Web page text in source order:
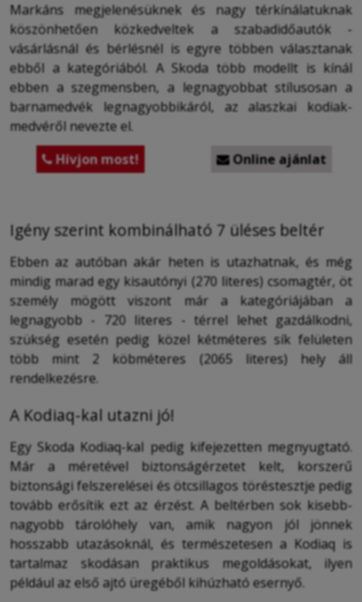
Markáns megjelenésüknek és nagy térkínálatuknak
köszönhetően közkedveltek a szabadidőautók -
vásárlásnál és bérlésnél is egyre többen választanak
ebből a kategóriából. A Skoda több modellt is kínál
ebben a szegmensben, a legnagyobbat stílusosan a
barnamedvék legnagyobbikáról, az alaszkai kodiak-
medvéről nevezte el.
 Hívjon most! Online ajánlat
Igény szerint kombinálható 7 üléses beltér
Ebben az autóban akár heten is utazhatnak, és még
mindig marad egy kisautónyi (270 literes) csomagtér, öt
személy mögött viszont már a kategóriájában a
legnagyobb - 720 literes - térrel lehet gazdálkodni,
szükség esetén pedig közel kétméteres sík felületen
több mint 2 köbméteres (2065 literes) hely áll
rendelkezésre.
A Kodiaq-kal utazni jó!
Egy Skoda Kodiaq-kal pedig kifejezetten megnyugtató.
Már a méretével biztonságérzetet kelt, korszerű
biztonsági felszerelései és ötcsillagos töréstesztje pedig
tovább erősítik ezt az érzést. A beltérben sok kisebb-
nagyobb tárolóhely van, amik nagyon jól jönnek
hosszabb utazásoknál, és természetesen a Kodiaq is
tartalmaz skodásan praktikus megoldásokat, ilyen
például az első ajtó üregéből kihúzható esernyő.